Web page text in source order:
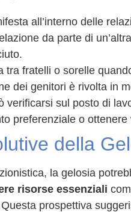
all’interno delle
da parte di
tra fratelli o sorelle
dei genitori è rivolta in
verificarsi sul posto di
preferenziale o
della
la gelosia
risorse essenziali
prospettiva